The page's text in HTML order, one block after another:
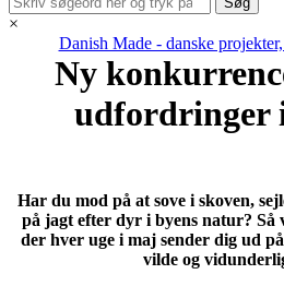
×
Danish Made - danske
Ny
udfordringer
Har du mod på at sove i skoven,
på jagt efter dyr i byens natur?
der hver uge i maj sender dig ud
vilde og